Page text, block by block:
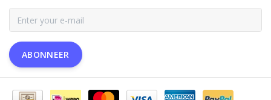
ABONNEER